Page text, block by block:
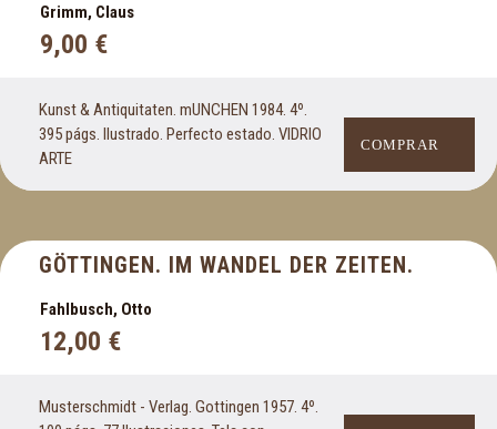
Grimm, Claus
9,00 €
Kunst & Antiquitaten. mUNCHEN 1984. 4º.
395 págs. Ilustrado. Perfecto estado. VIDRIO
ARTE
COMPRAR
GÖTTINGEN. IM WANDEL DER ZEITEN.
Fahlbusch, Otto
12,00 €
Musterschmidt - Verlag. Gottingen 1957. 4º.